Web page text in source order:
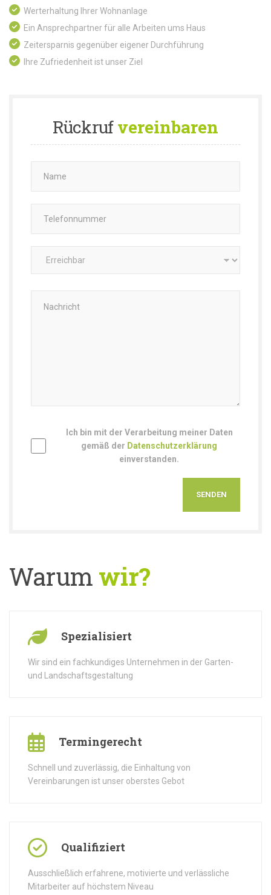
Werterhaltung Ihrer Wohnanlage
Ein Ansprechpartner für alle Arbeiten ums Haus
Zeitersparnis gegenüber eigener Durchführung
Ihre Zufriedenheit ist unser Ziel
Rückrufvereinbaren
Ich bin mit der Verarbeitung meiner Daten
gemäß der Datenschutzerklärung
einverstanden.
Warum wir?
Spezialisiert
Wir sind ein fachkundiges Unternehmen in der Garten-
und Landschaftsgestaltung
Termingerecht
Schnell und zuverlässig, die Einhaltung von
Vereinbarungen ist unser oberstes Gebot
Qualifiziert
Ausschließlich erfahrene, motivierte und verlässliche
Mitarbeiter auf höchstem Niveau